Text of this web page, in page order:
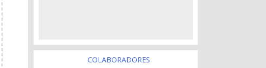
COLABORADORES